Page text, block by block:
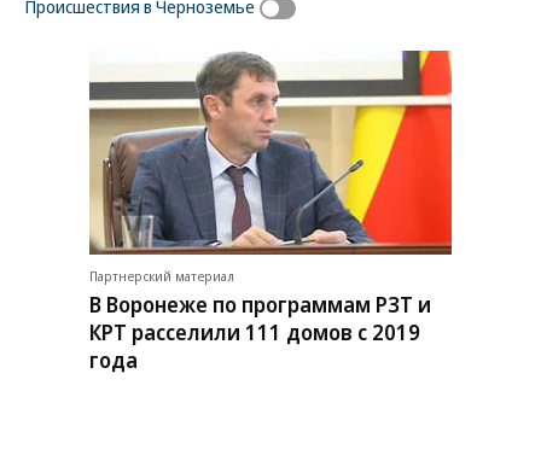
Происшествия в Черноземье
Партнерский материал
В Воронеже по программам РЗТ и
КРТ расселили 111 домов с 2019
года